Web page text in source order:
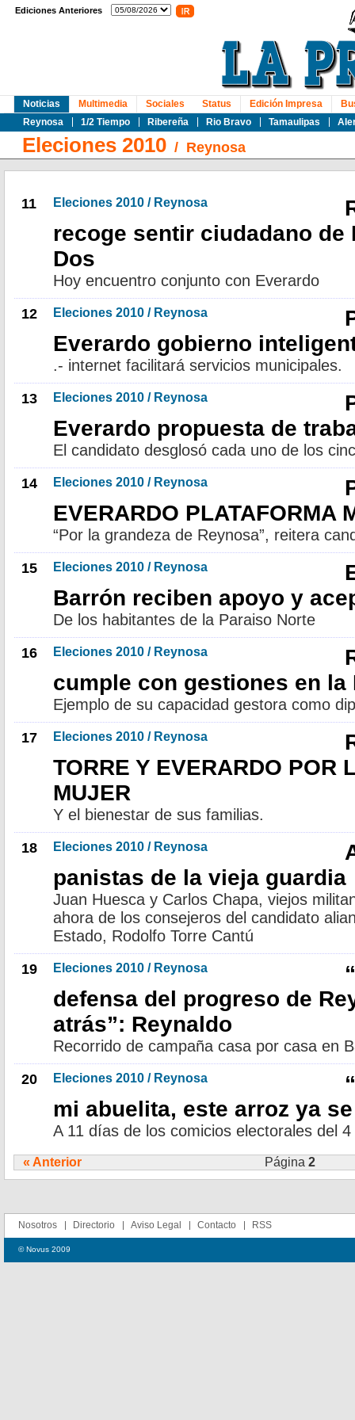
Ediciones Anteriores
Noticias
Reynosa
1/2 Tiempo Ribereña Rio Bravo Tamaulipas
Multimedia Sociales Status Edición Impresa
Eleciones 2010 / Reynosa
11 Eleciones 2010 / Reynosa
recoge sentir ciudadano de
Dos
Hoy encuentro conjunto con Everardo
12 Eleciones 2010 / Reynosa
Everardo gobierno
.- internet facilitará servicios municipales.
13 Eleciones 2010 / Reynosa
Everardo propuesta de
El candidato desglosó cada uno de los
14 Eleciones 2010 / Reynosa
EVERARDO PLATAFORMA
“Por la grandeza de Reynosa”, reitera
15 Eleciones 2010 / Reynosa
Barrón reciben apoyo y
De los habitantes de la Paraiso Norte
16 Eleciones 2010 / Reynosa
cumple con gestiones en la
Ejemplo de su capacidad gestora como
17 Eleciones 2010 / Reynosa
TORRE Y EVERARDO POR
MUJER
Y el bienestar de sus familias.
18 Eleciones 2010 / Reynosa
panistas de la vieja guardia
Juan Huesca y Carlos Chapa, viejos
ahora de los consejeros del candidato
Estado, Rodolfo Torre Cantú
19 Eleciones 2010 / Reynosa
defensa del progreso de
atrás”: Reynaldo
Recorrido de campaña casa por casa en
20 Eleciones 2010 / Reynosa
mi abuelita, este arroz ya
A 11 días de los comicios electorales del 4
« Anterior Página2
Nosotros Directorio Aviso Legal Contacto RSS
© Novus 2009